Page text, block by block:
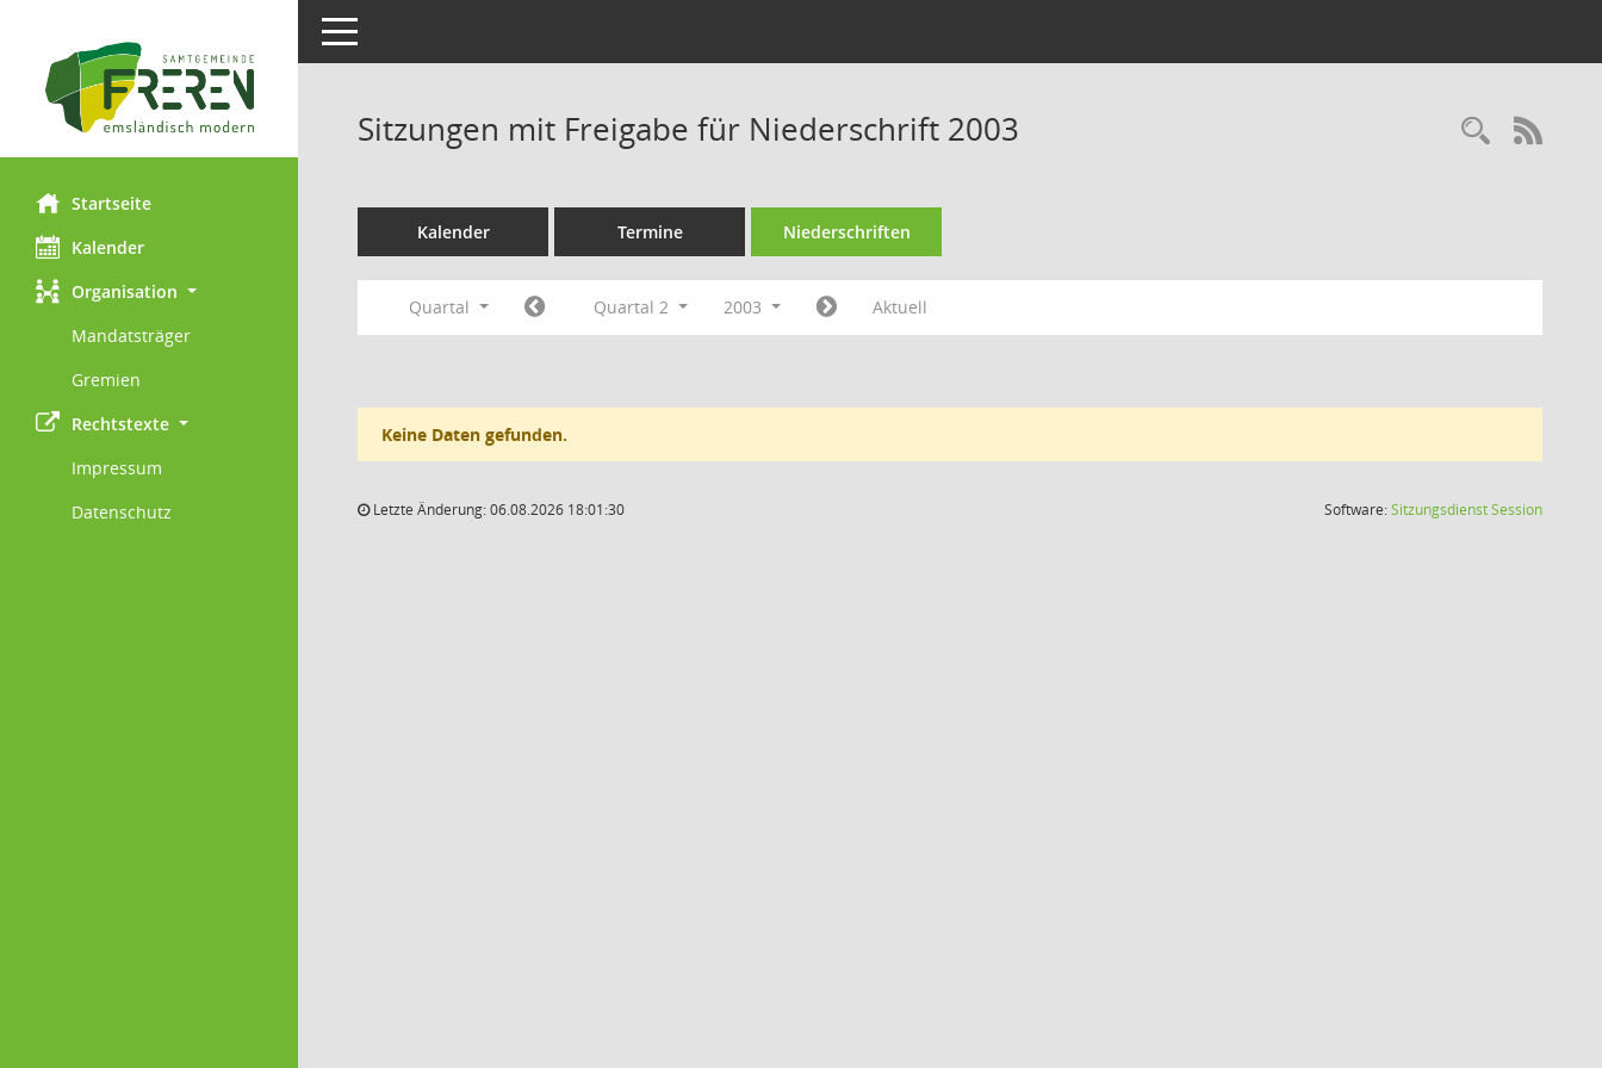
Startseite
Kalender
Organisation
Mandatsträger
Gremien
Rechtstexte
Impressum
Datenschutz
Toggle navigation
Sitzungen mit Freigabe für Niederschrift 2003
Kalender Termine Niederschriften
Quartal Quartal 2 2003 Aktuell
Keine Daten gefunden.
Letzte Änderung: 06.08.2026 18:01:30 Software:SitzungsdienstSession(Wird in